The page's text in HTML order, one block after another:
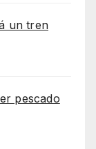
un tren
pescado